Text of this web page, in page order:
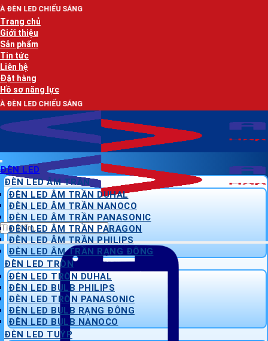
Bỏ
qua
nội
dung
Trang chủ
Giới thiệu
Sản phẩm
Tin tức
Liên hệ
Đặt hàng
Hồ sơ năng lực
Tìm
kiếm:
ĐÈN LED
ĐÈN LED ÂM TRẦN
ĐÈN LED ÂM TRẦN DUHAL
ĐÈN LED ÂM TRẦN NANOCO
ĐÈN LED ÂM TRẦN PANASONIC
ĐÈN LED ÂM TRẦN PARAGON
ĐÈN LED ÂM TRẦN PHILIPS
ĐÈN LED ÂM TRẦN RẠNG ĐÔNG
ĐÈN LED TRÒN
ĐÈN LED TRÒN DUHAL
ĐÈN LED BULB PHILIPS
ĐÈN LED TRÒN PANASONIC
ĐÈN LED BULB RẠNG ĐÔNG
ĐÈN LED BULB NANOCO
ĐÈN LED TUÝP